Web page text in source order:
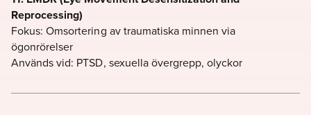
Reprocessing)
Fokus: Omsortering av traumatiska minnen via
ögonrörelser
Används vid: PTSD, sexuella övergrepp, olyckor